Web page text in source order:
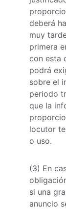
deberá
muy
primera
con esta
podrá
sobre el
periodo
que la
locutor
o uso.
(3) En
si una
anuncio